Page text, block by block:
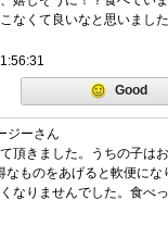
なくて良いなと思いました
Good
ジーさん
頂きました。うちの子は
なものをあげると軟便に
なりませんでした。食べ